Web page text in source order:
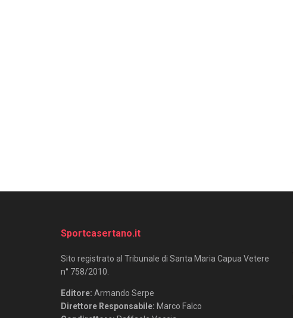
Sportcasertano.it
Sito registrato al Tribunale di Santa Maria Capua Vetere
n° 758/2010.
Editore: Armando Serpe
Direttore Responsabile: Marco Falco